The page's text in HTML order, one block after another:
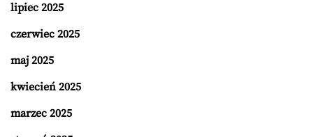
lipiec 2025
czerwiec 2025
maj 2025
kwiecień 2025
marzec 2025